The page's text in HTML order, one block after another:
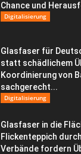
Chance und
Digitalisierung
Glasfaser für
statt schädlichem
Koordinierung von
sachgerecht...
Digitalisierung
Glasfaser in die
Flickenteppich
Verbände fordern